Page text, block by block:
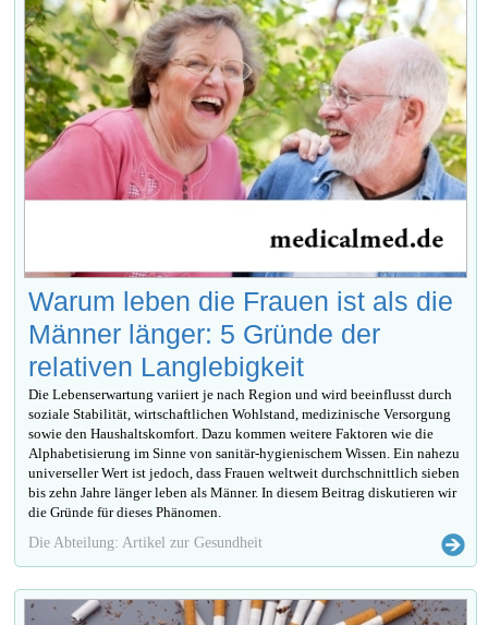
Warum leben die Frauen ist als die
Männer länger: 5 Gründe der
relativen Langlebigkeit
Die Lebenserwartung variiert je nach Region und wird beeinflusst durch
soziale Stabilität, wirtschaftlichen Wohlstand, medizinische Versorgung
sowie den Haushaltskomfort. Dazu kommen weitere Faktoren wie die
Alphabetisierung im Sinne von sanitär-hygienischem Wissen. Ein nahezu
universeller Wert ist jedoch, dass Frauen weltweit durchschnittlich sieben
bis zehn Jahre länger leben als Männer. In diesem Beitrag diskutieren wir
die Gründe für dieses Phänomen.
Die Abteilung: Artikel zur Gesundheit